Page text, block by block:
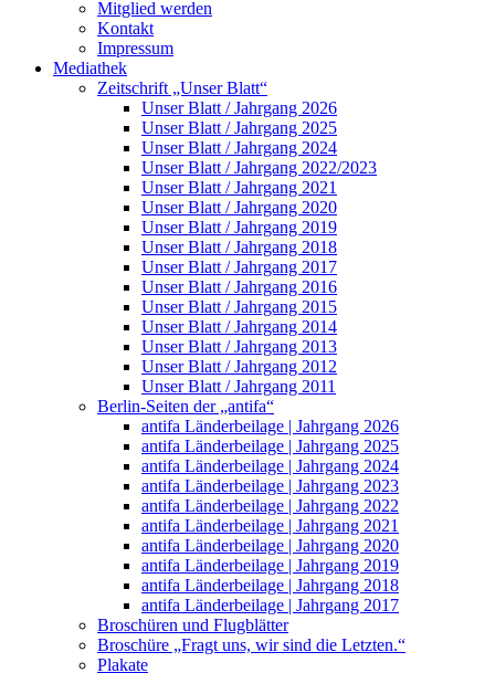
Mitglied werden
Kontakt
Impressum
Mediathek
Zeitschrift „Unser Blatt“
Unser Blatt / Jahrgang 2026
Unser Blatt / Jahrgang 2025
Unser Blatt / Jahrgang 2024
Unser Blatt / Jahrgang 2022/2023
Unser Blatt / Jahrgang 2021
Unser Blatt / Jahrgang 2020
Unser Blatt / Jahrgang 2019
Unser Blatt / Jahrgang 2018
Unser Blatt / Jahrgang 2017
Unser Blatt / Jahrgang 2016
Unser Blatt / Jahrgang 2015
Unser Blatt / Jahrgang 2014
Unser Blatt / Jahrgang 2013
Unser Blatt / Jahrgang 2012
Unser Blatt / Jahrgang 2011
Berlin-Seiten der „antifa“
antifa Länderbeilage | Jahrgang 2026
antifa Länderbeilage | Jahrgang 2025
antifa Länderbeilage | Jahrgang 2024
antifa Länderbeilage | Jahrgang 2023
antifa Länderbeilage | Jahrgang 2022
antifa Länderbeilage | Jahrgang 2021
antifa Länderbeilage | Jahrgang 2020
antifa Länderbeilage | Jahrgang 2019
antifa Länderbeilage | Jahrgang 2018
antifa Länderbeilage | Jahrgang 2017
Broschüren und Flugblätter
Broschüre „Fragt uns, wir sind die Letzten.“
Plakate